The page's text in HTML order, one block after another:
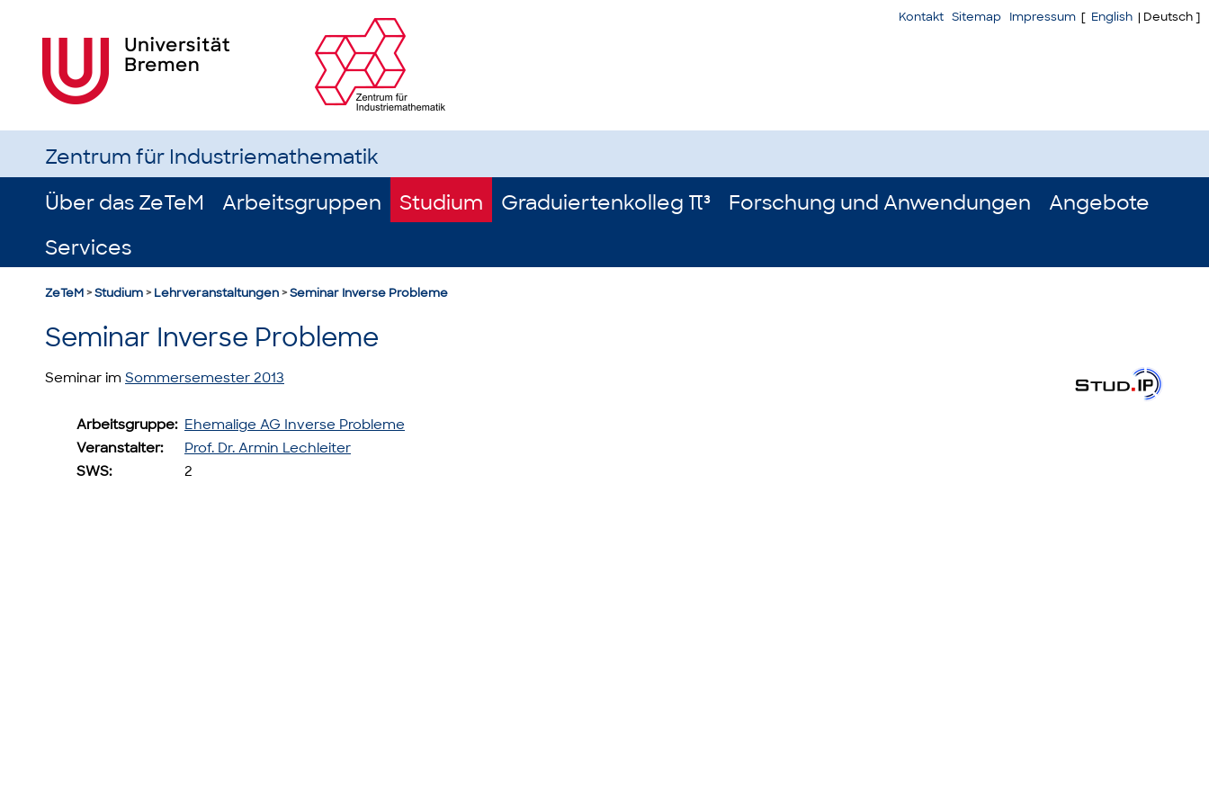
Zentrum für Industriemathematik
Über das ZeTeM
Arbeitsgruppen Studium Graduiertenkolleg π³ Forschung und Anwendungen
Angebote
Services
ZeTeM>Studium> Lehrveranstaltungen>Seminar Inverse Probleme
Kontakt Sitemap Impressum [ English | Deutsch ]
Seminar Inverse Probleme
Seminar im Sommersemester 2013
Arbeitsgruppe: Ehemalige AG Inverse Probleme
Veranstalter:
Prof. Dr. Armin Lechleiter
SWS:
2